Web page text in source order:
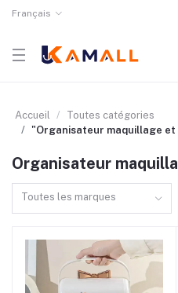
Français
Accueil
Toutes catégories
"Organisateur maquillage et
Organisateur
Toutes les marques